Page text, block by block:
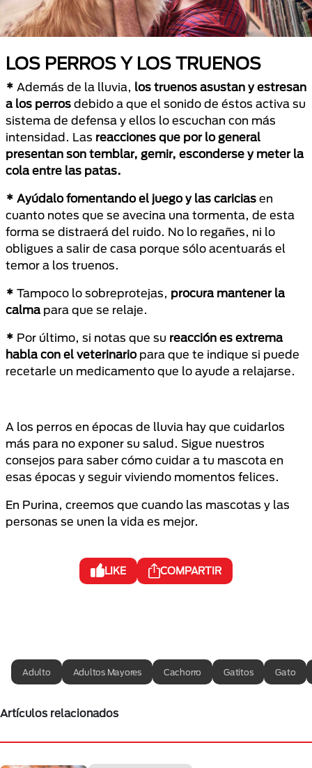
LOS PERROS Y LOS TRUENOS
* Además de la lluvia, los truenos asustan y estresan
a los perros debido a que el sonido de éstos activa su
sistema de defensa y ellos lo escuchan con más
intensidad. Las reacciones que por lo general
presentan son temblar, gemir, esconderse y meter la
cola entre las patas.
* Ayúdalo fomentando el juego y las caricias en
cuanto notes que se avecina una tormenta, de esta
forma se distraerá del ruido. No lo regañes, ni lo
obligues a salir de casa porque sólo acentuarás el
temor a los truenos.
* Tampoco lo sobreprotejas, procura mantener la
calma para que se relaje.
* Por último, si notas que su reacción es extrema
habla con el veterinariopara que te indique si puede
recetarle un medicamento que lo ayude a relajarse.
A los perros en épocas de lluvia hay que cuidarlos
más para no exponer su salud. Sigue nuestros
consejos para saber cómo cuidar a tu mascota en
esas épocas y seguir viviendo momentos felices.
En Purina, creemos que cuando las mascotas y las
personas se unen la vida es mejor.
LIKE COMPARTIR
Adulto Adultos Mayores Cachorro Gatitos Gato
Artículos relacionados